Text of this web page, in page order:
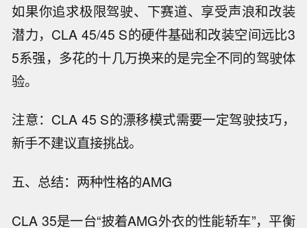
如果你追求极限驾驶、下赛道、享受声浪和改装
潜力，CLA 45/45 S的硬件基础和改装空间远比3
5系强，多花的十几万换来的是完全不同的驾驶体
验。
注意：CLA 45 S的漂移模式需要一定驾驶技巧，
新手不建议直接挑战。
五、总结：两种性格的AMG
CLA 35是一台“披着AMG外衣的性能轿车”，平衡